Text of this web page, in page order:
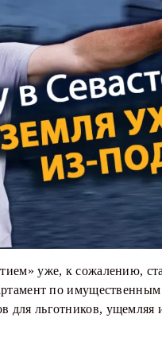
уже, к сожалению,
по
льготников, ущемляя